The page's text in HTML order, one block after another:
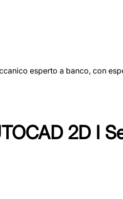
esperto a banco, con
2D I